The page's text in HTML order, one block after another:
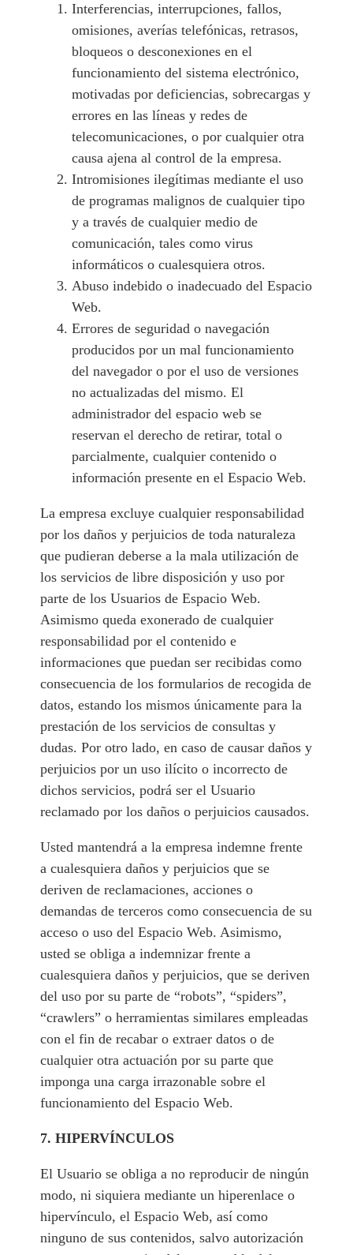
Interferencias, interrupciones, fallos,
omisiones, averías telefónicas, retrasos,
bloqueos o desconexiones en el
funcionamiento del sistema electrónico,
motivadas por deficiencias, sobrecargas y
errores en las líneas y redes de
telecomunicaciones, o por cualquier otra
causa ajena al control de la empresa.
Intromisiones ilegítimas mediante el uso
de programas malignos de cualquier tipo
y a través de cualquier medio de
comunicación, tales como virus
informáticos o cualesquiera otros.
Abuso indebido o inadecuado del Espacio
Web.
Errores de seguridad o navegación
producidos por un mal funcionamiento
del navegador o por el uso de versiones
no actualizadas del mismo. El
administrador del espacio web se
reservan el derecho de retirar, total o
parcialmente, cualquier contenido o
información presente en el Espacio Web.
La empresa excluye cualquier responsabilidad
por los daños y perjuicios de toda naturaleza
que pudieran deberse a la mala utilización de
los servicios de libre disposición y uso por
parte de los Usuarios de Espacio Web.
Asimismo queda exonerado de cualquier
responsabilidad por el contenido e
informaciones que puedan ser recibidas como
consecuencia de los formularios de recogida de
datos, estando los mismos únicamente para la
prestación de los servicios de consultas y
dudas. Por otro lado, en caso de causar daños y
perjuicios por un uso ilícito o incorrecto de
dichos servicios, podrá ser el Usuario
reclamado por los daños o perjuicios causados.
Usted mantendrá a la empresa indemne frente
a cualesquiera daños y perjuicios que se
deriven de reclamaciones, acciones o
demandas de terceros como consecuencia de su
acceso o uso del Espacio Web. Asimismo,
usted se obliga a indemnizar frente a
cualesquiera daños y perjuicios, que se deriven
del uso por su parte de “robots”, “spiders”,
“crawlers” o herramientas similares empleadas
con el fin de recabar o extraer datos o de
cualquier otra actuación por su parte que
imponga una carga irrazonable sobre el
funcionamiento del Espacio Web.
7. HIPERVÍNCULOS
El Usuario se obliga a no reproducir de ningún
modo, ni siquiera mediante un hiperenlace o
hipervínculo, el Espacio Web, así como
ninguno de sus contenidos, salvo autorización